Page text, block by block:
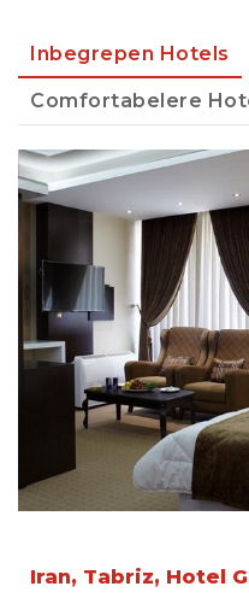
Inbegrepen Hotels
Comfortabelere
Iran, Tabriz, Hotel